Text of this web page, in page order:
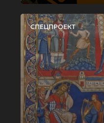
СПЕЦПРОЕКТ